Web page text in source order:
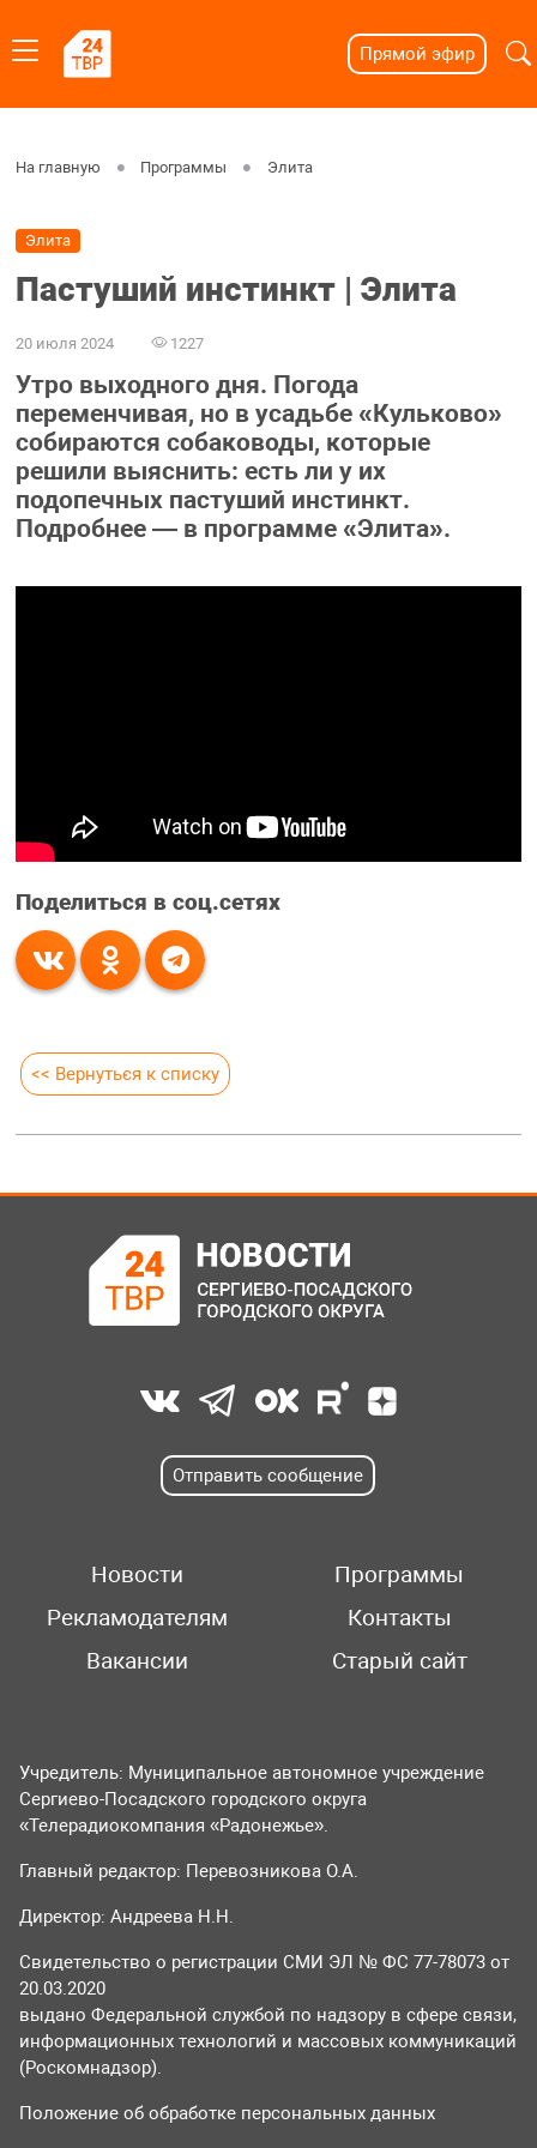
Прямой эфир
На главную Программы Элита
Элита
Пастуший инстинкт | Элита
20 июля 2024 1227
Утро выходного дня. Погода
переменчивая, но в усадьбе «Кульково»
собираются собаководы, которые
решили выяснить: есть ли у их
подопечных пастуший инстинкт.
Подробнее — в программе «Элита».
Поделиться в соц.сетях
<< Вернуться к списку
Отправить сообщение
Новости
Программы
Рекламодателям
Контакты
Вакансии
Старый сайт
Учредитель: Муниципальное автономное учреждение
Сергиево-Посадского городского округа
«Телерадиокомпания «Радонежье».
Главный редактор: Перевозникова О.А.
Директор: Андреева Н.Н.
Свидетельство о регистрации СМИ ЭЛ № ФС 77-78073 от
20.03.2020
выдано Федеральной службой по надзору в сфере связи,
информационных технологий и массовых коммуникаций
(Роскомнадзор).
Положение об обработке персональных данных